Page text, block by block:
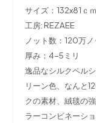
サイズ：132x81ｃ
工房: REZAEE
ノット数：120万ノ
厚み：4-5ミリ
逸品なシルクペル
リーン色、なんと
クの素材、絨毯の
ラーコンビネーシ